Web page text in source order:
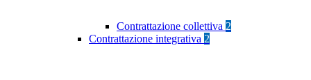
Contrattazione collettiva 2
Contrattazione integrativa 2